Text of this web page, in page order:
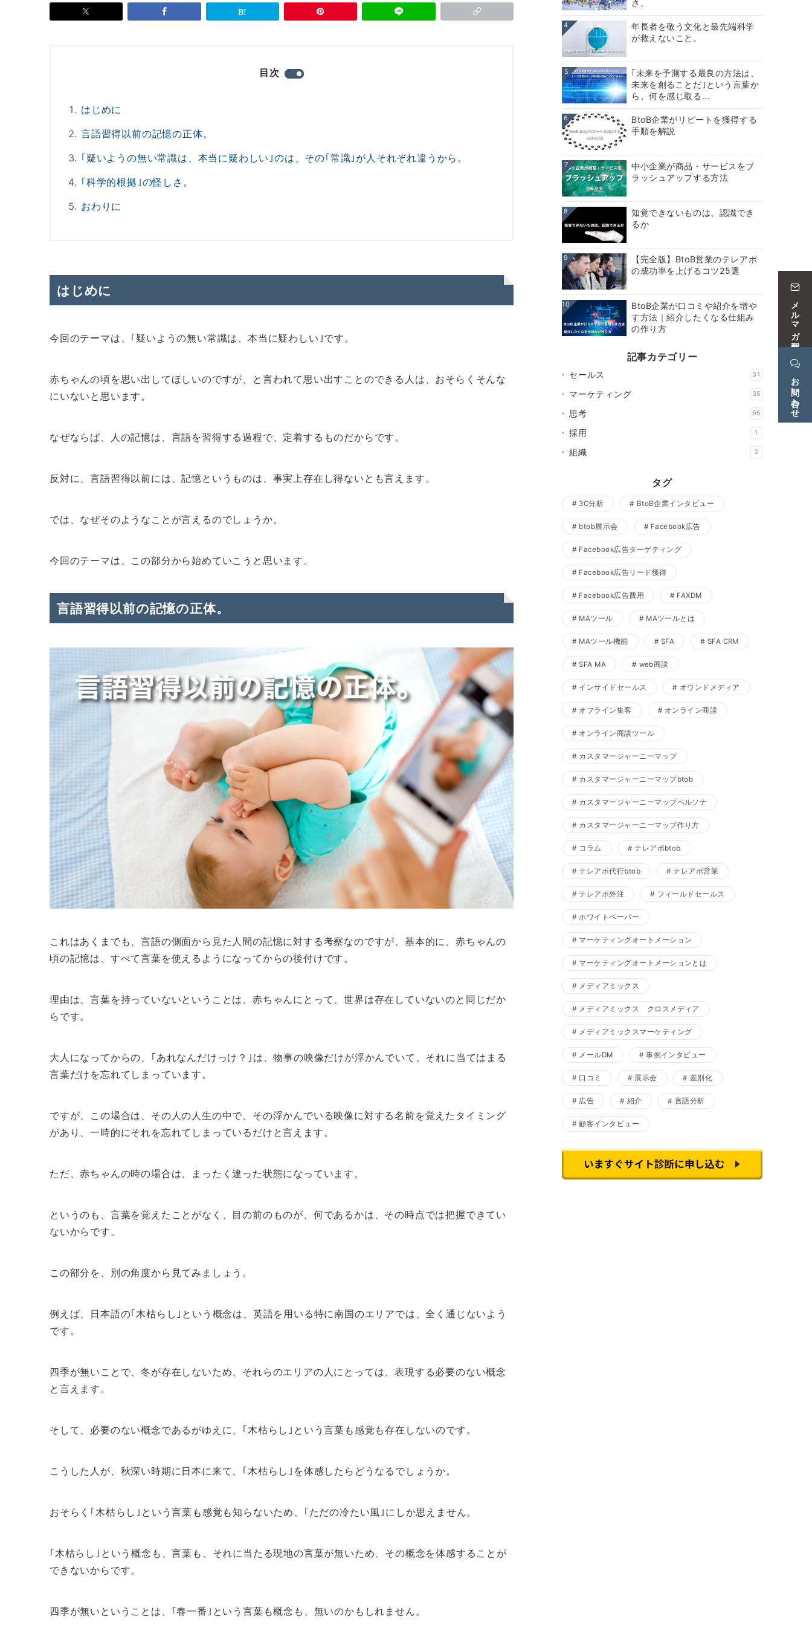
目次
はじめに
言語習得以前の記憶の正体。
｢疑いようの無い常識は、本当に疑わしい｣のは、その｢常識｣が人それぞれ違うから。
｢科学的根拠｣の怪しさ。
おわりに
はじめに
今回のテーマは、｢疑いようの無い常識は、本当に疑わしい｣です。
赤ちゃんの頃を思い出してほしいのですが、と言われて思い出すことのできる人は、おそらくそんな
にいないと思います。
なぜならば、人の記憶は、言語を習得する過程で、定着するものだからです。
反対に、言語習得以前には、記憶というものは、事実上存在し得ないとも言えます。
では、なぜそのようなことが言えるのでしょうか。
今回のテーマは、この部分から始めていこうと思います。
言語習得以前の記憶の正体。
これはあくまでも、言語の側面から見た人間の記憶に対する考察なのですが、基本的に、赤ちゃんの
頃の記憶は、すべて言葉を使えるようになってからの後付けです。
理由は、言葉を持っていないということは、赤ちゃんにとって、世界は存在していないのと同じだか
らです。
大人になってからの、｢あれなんだけっけ？｣は、物事の映像だけが浮かんでいて、それに当てはまる
言葉だけを忘れてしまっています。
ですが、この場合は、その人の人生の中で、その浮かんでいる映像に対する名前を覚えたタイミング
があり、一時的にそれを忘れてしまっているだけと言えます。
ただ、赤ちゃんの時の場合は、まったく違った状態になっています。
というのも、言葉を覚えたことがなく、目の前のものが、何であるかは、その時点では把握できてい
ないからです。
この部分を、別の角度から見てみましょう。
例えば、日本語の｢木枯らし｣という概念は、英語を用いる特に南国のエリアでは、全く通じないよう
です。
四季が無いことで、冬が存在しないため、それらのエリアの人にとっては、表現する必要のない概念
と言えます。
そして、必要のない概念であるがゆえに、｢木枯らし｣という言葉も感覚も存在しないのです。
こうした人が、秋深い時期に日本に来て、｢木枯らし｣を体感したらどうなるでしょうか。
おそらく｢木枯らし｣という言葉も感覚も知らないため、｢ただの冷たい風｣にしか思えません。
｢木枯らし｣という概念も、言葉も、それに当たる現地の言葉が無いため、その概念を体感することが
できないからです。
四季が無いということは、｢春一番｣という言葉も概念も、無いのかもしれません。
さ。
4
年長者を敬う文化と最先端科学
が救えないこと。
5
｢未来を予測する最良の方法は、
未来を創ることだ｣という言葉か
ら、何を感じ取る...
6
BtoB企業がリピートを獲得する
手順を解説
7
中小企業が商品・サービスをブ
ラッシュアップする方法
8
知覚できないものは、認識でき
るか
9
【完全版】BtoB営業のテレアポ
の成功率を上げるコツ25選
10
BtoB企業が口コミや紹介を増や
す方法｜紹介したくなる仕組み
の作り方
記事カテゴリー
セールス 31
マーケティング 35
思考 95
採用 1
組織 2
タグ
3C分析 BtoB企業インタビュー
btob展示会 Facebook広告
Facebook広告ターゲティング
Facebook広告リード獲得
Facebook広告費用 FAXDM
MAツール MAツールとは
MAツール機能 SFA SFA CRM
SFA MA web商談
インサイドセールス オウンドメディア
オフライン集客 オンライン商談
オンライン商談ツール
カスタマージャーニーマップ
カスタマージャーニーマップbtob
カスタマージャーニーマップペルソナ
カスタマージャーニーマップ作り方
コラム テレアポbtob
テレアポ代行btob テレアポ営業
テレアポ外注 フィールドセールス
ホワイトペーパー
マーケティングオートメーション
マーケティングオートメーションとは
メディアミックス
メディアミックス クロスメディア
メディアミックスマーケティング
メールDM 事例インタビュー
口コミ 展示会 差別化
広告 紹介 言語分析
顧客インタビュー
メルマガ配信中
お問い合わせ